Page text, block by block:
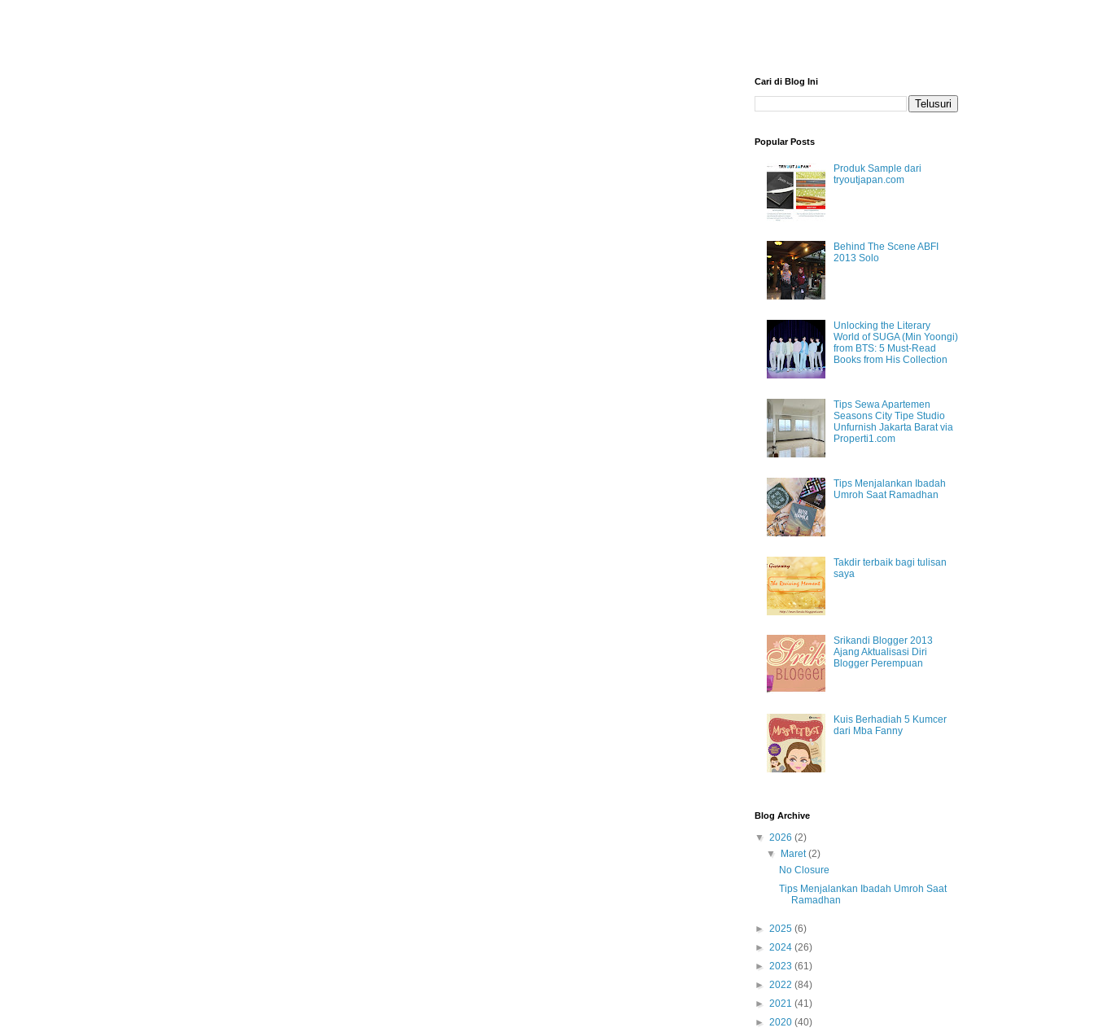
Cari di Blog Ini
Popular Posts
Produk Sample dari
tryoutjapan.com
Behind The Scene ABFI
2013 Solo
Unlocking the Literary
World of SUGA (Min Yoongi)
from BTS: 5 Must-Read
Books from His Collection
Tips Sewa Apartemen
Seasons City Tipe Studio
Unfurnish Jakarta Barat via
Properti1.com
Tips Menjalankan Ibadah
Umroh Saat Ramadhan
Takdir terbaik bagi tulisan
saya
Srikandi Blogger 2013
Ajang Aktualisasi Diri
Blogger Perempuan
Kuis Berhadiah 5 Kumcer
dari Mba Fanny
Blog Archive
▼ 2026 (2)
▼ Maret(2)
No Closure
Tips Menjalankan Ibadah Umroh Saat
Ramadhan
► 2025 (6)
► 2024 (26)
► 2023 (61)
► 2022 (84)
► 2021 (41)
► 2020 (40)